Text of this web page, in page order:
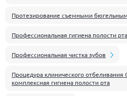
Протезирование съемными
Профессиональная гигиена полости
Профессиональная чистка зубов
Процедура клинического отбеливания
комплексная гигиена полости рта